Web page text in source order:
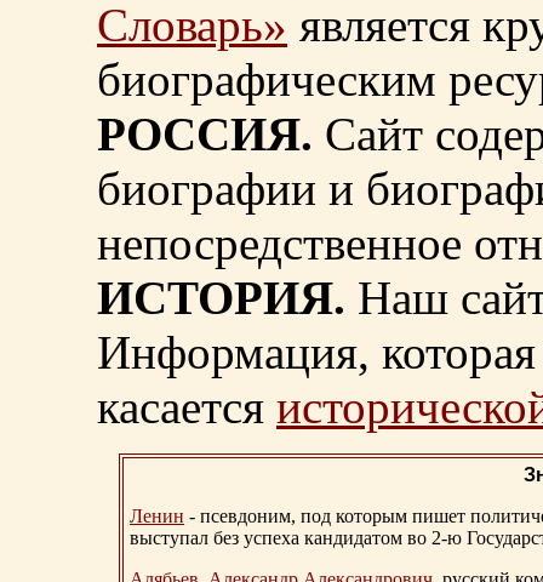
Словарь» является
биографическим
РОССИЯ. Сайт
биографии и
непосредственное
ИСТОРИЯ. Наш
Информация, которая
касается
Ленин - псевдоним, под которым пишет
выступал без успеха кандидатом во 2-ю